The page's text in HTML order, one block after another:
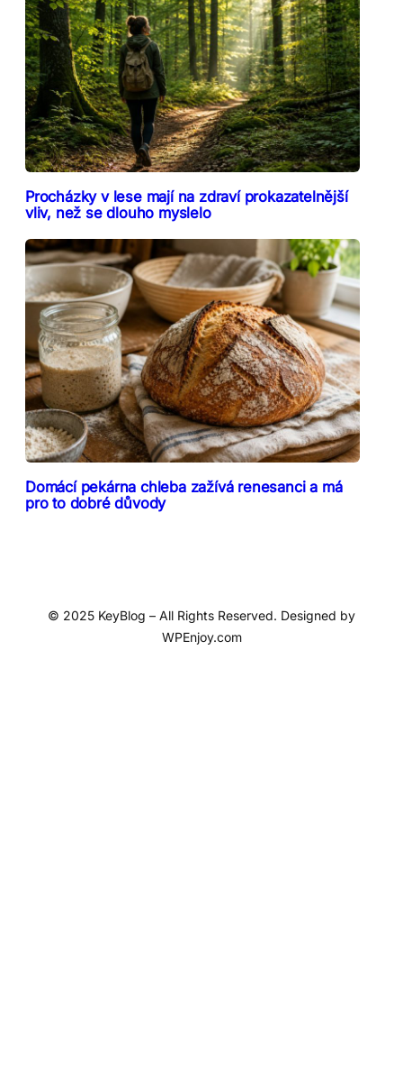
Procházky v lese mají na zdraví prokazatelnější
vliv, než se dlouho myslelo
Domácí pekárna chleba zažívá renesanci a má
pro to dobré důvody
© 2025 KeyBlog – All Rights Reserved. Designed by
WPEnjoy.com